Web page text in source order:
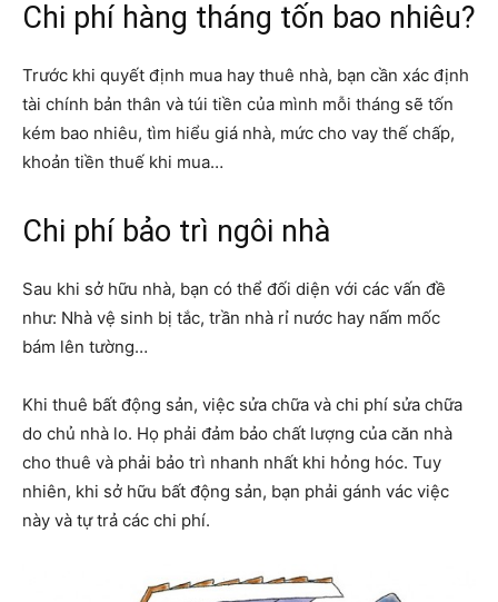
Chi phí hàng tháng tốn bao nhiêu?
Trước khi quyết định mua hay thuê nhà, bạn cần xác định
tài chính bản thân và túi tiền của mình mỗi tháng sẽ tốn
kém bao nhiêu, tìm hiểu giá nhà, mức cho vay thế chấp,
khoản tiền thuế khi mua…
Chi phí bảo trì ngôi nhà
Sau khi sở hữu nhà, bạn có thể đối diện với các vấn đề
như: Nhà vệ sinh bị tắc, trần nhà rỉ nước hay nấm mốc
bám lên tường…
Khi thuê bất động sản, việc sửa chữa và chi phí sửa chữa
do chủ nhà lo. Họ phải đảm bảo chất lượng của căn nhà
cho thuê và phải bảo trì nhanh nhất khi hỏng hóc. Tuy
nhiên, khi sở hữu bất động sản, bạn phải gánh vác việc
này và tự trả các chi phí.